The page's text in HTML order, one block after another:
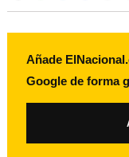
Añade
Google de forma